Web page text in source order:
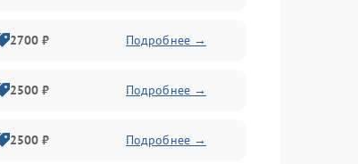
2700 ₽ Подробнее →
2500 ₽ Подробнее →
2500 ₽ Подробнее →